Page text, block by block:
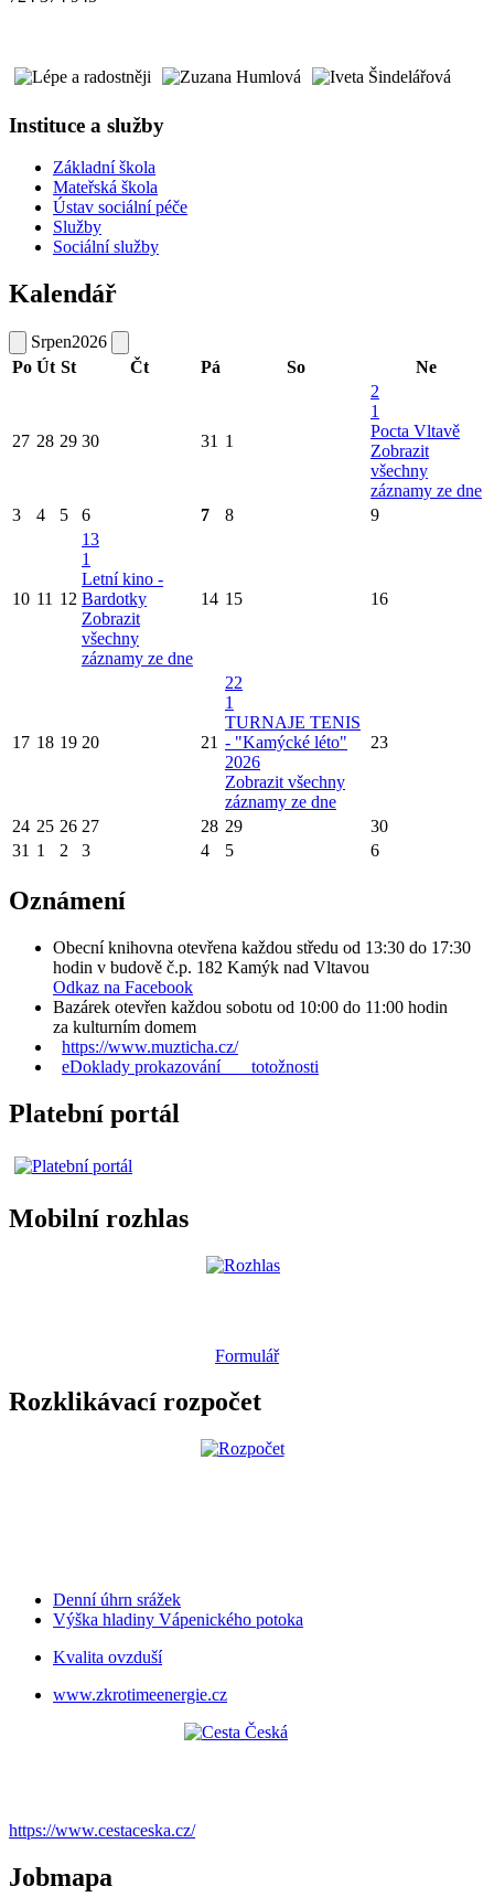
Instituce a služby
Základní škola
Mateřská škola
Ústav sociální péče
Služby
Sociální služby
Kalendář
Srpen2026
Po Út St Čt Pá So Ne
27 28 29 30 31 1
2
1
Pocta Vltavě
Zobrazit
všechny
záznamy ze dne
3
4 5 6 7 8 9
10 11 12
13
1
Letní kino -
Bardotky
Zobrazit
všechny
záznamy ze dne
14 15 16
17 18 19 20 21
22
1
TURNAJE TENIS
- "Kamýcké léto"
2026
Zobrazit všechny
záznamy ze dne
23
24 25 26 27 28 29
30
31 1 2 3 4 5 6
Oznámení
Obecní knihovna otevřena každou středu od 13:30 do 17:30
hodin v budově č.p. 182 Kamýk nad Vltavou
Odkaz na Facebook
Bazárek otevřen každou sobotu od 10:00 do 11:00 hodin
za kulturním domem
https://www.muzticha.cz/
eDoklady prokazování totožnosti
Platební portál
Mobilní rozhlas
Formulář
Rozklikávací rozpočet
Denní úhrn srážek
Výška hladiny Vápenického potoka
Kvalita ovzduší
www.zkrotimeenergie.cz
https://www.cestaceska.cz/
Jobmapa